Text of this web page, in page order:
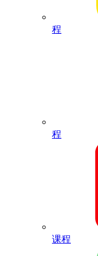
程
程
课程